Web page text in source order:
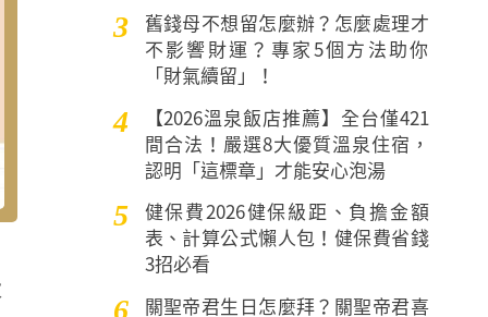
3
舊錢母不想留怎麼辦？怎麼處理才
不影響財運？專家5個方法助你
「財氣續留」！
4
【2026溫泉飯店推薦】全台僅421
間合法！嚴選8大優質溫泉住宿，
認明「這標章」才能安心泡湯
5
健保費2026健保級距、負擔金額
表、計算公式懶人包！健保費省錢
3招必看
6 關聖帝君生日怎麼拜？關聖帝君喜